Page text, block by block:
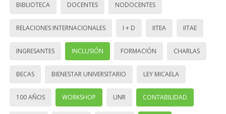
BIBLIOTECA DOCENTES NODOCENTES
RELACIONES INTERNACIONALES I + D IITEA IITAE
INGRESANTES INCLUSIÓN FORMACIÓN CHARLAS
BECAS BIENESTAR UNIVERSITARIO LEY MICAELA
100 AÑOS WORKSHOP UNR CONTABILIDAD